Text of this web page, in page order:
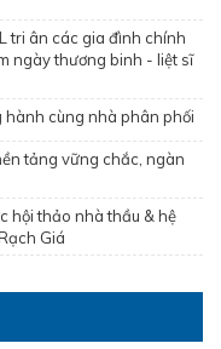
tri ân các gia đình chính
ngày thương binh - liệt sĩ
cùng nhà phân phối
tảng vững chắc, ngàn
hội thảo nhà thầu & hệ
Giá